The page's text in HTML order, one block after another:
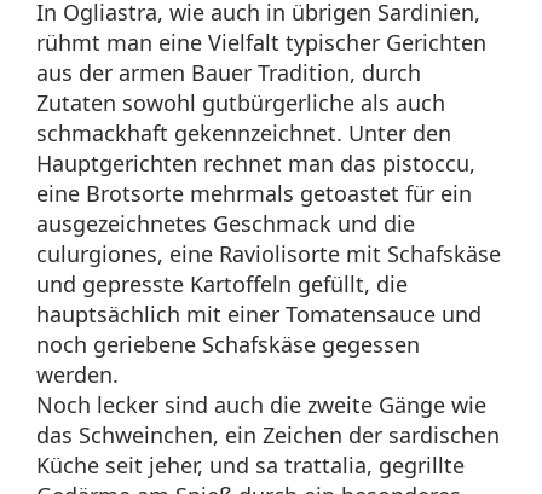
In Ogliastra, wie auch in übrigen Sardinien,
rühmt man eine Vielfalt typischer Gerichten
aus der armen Bauer Tradition, durch
Zutaten sowohl gutbürgerliche als auch
schmackhaft gekennzeichnet. Unter den
Hauptgerichten rechnet man das pistoccu,
eine Brotsorte mehrmals getoastet für ein
ausgezeichnetes Geschmack und die
culurgiones, eine Raviolisorte mit Schafskäse
und gepresste Kartoffeln gefüllt, die
hauptsächlich mit einer Tomatensauce und
noch geriebene Schafskäse gegessen
werden.
Noch lecker sind auch die zweite Gänge wie
das Schweinchen, ein Zeichen der sardischen
Küche seit jeher, und sa trattalia, gegrillte